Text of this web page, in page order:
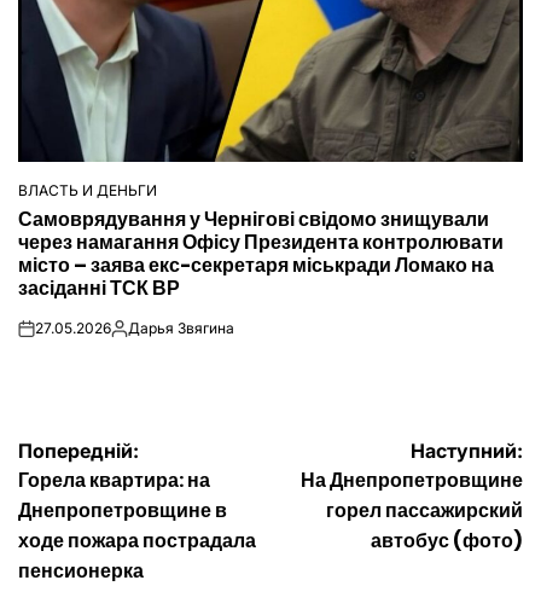
ОПУБЛІКУВАТИ
У
ВЛАСТЬ И ДЕНЬГИ
Самоврядування у Чернігові свідомо знищували
через намагання Офісу Президента контролювати
місто – заява екс-секретаря міськради Ломако на
засіданні ТСК ВР
on27.05.2026Опубліковано
Дарья Звягина
Навігація
записів
Попередній:
Горела квартира: на
Днепропетровщине в
ходе пожара пострадала
пенсионерка
Наступний:
На Днепропетровщине
горел пассажирский
автобус (фото)